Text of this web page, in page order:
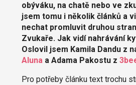
obýváku, na chatě nebo ve
jsem tomu i několik článků a
nechat promluvit druhou
Zvukaře. Jak vidí nahrávání
Oslovil jsem Kamila Dandu z
Alunaa Adama Pakostu z
Pro potřeby článku text trochu